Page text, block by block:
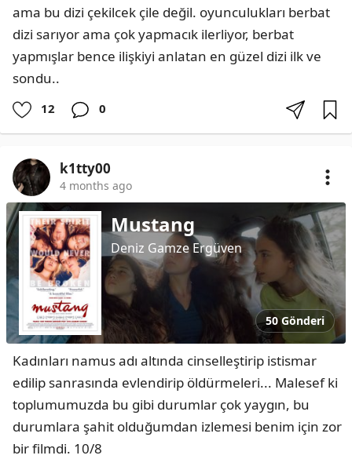
ama bu dizi çekilcek çile değil. oyunculukları berbat
dizi sarıyor ama çok yapmacık ilerliyor, berbat
yapmışlar bence ilişkiyi anlatan en güzel dizi ilk ve
sondu..
12 0
k1tty00
4 months ago
Mustang
Deniz Gamze Ergüven
50 Gönderi
Kadınları namus adı altında cinselleştirip istismar
edilip sanrasında evlendirip öldürmeleri... Malesef ki
toplumumuzda bu gibi durumlar çok yaygın, bu
durumlara şahit olduğumdan izlemesi benim için zor
bir filmdi. 10/8